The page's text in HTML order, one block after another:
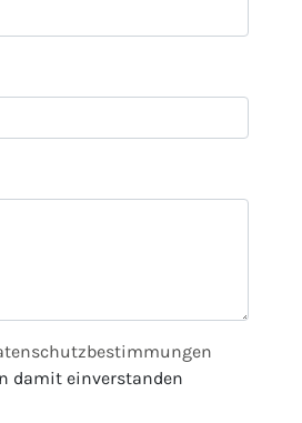
damit einverstanden